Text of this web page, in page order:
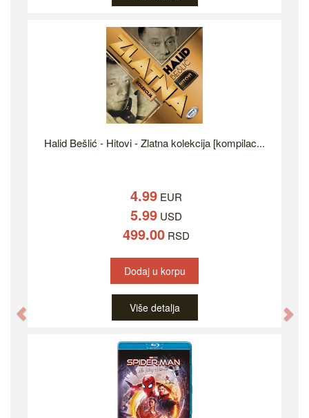
Halid Bešlić - Hitovi - Zlatna kolekcija [kompilac...
4.99 EUR
5.99 USD
499.00 RSD
Dodaj u korpu
Više detalja